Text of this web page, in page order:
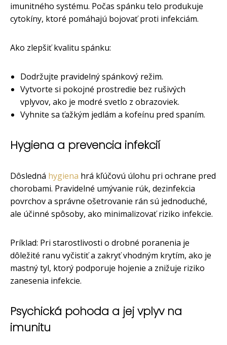
imunitného systému. Počas spánku telo produkuje
cytokíny, ktoré pomáhajú bojovať proti infekciám.
Ako zlepšiť kvalitu spánku:
Dodržujte pravidelný spánkový režim.
Vytvorte si pokojné prostredie bez rušivých
vplyvov, ako je modré svetlo z obrazoviek.
Vyhnite sa ťažkým jedlám a kofeínu pred spaním.
Hygiena a prevencia infekcií
Dôsledná hygiena hrá kľúčovú úlohu pri ochrane pred
chorobami. Pravidelné umývanie rúk, dezinfekcia
povrchov a správne ošetrovanie rán sú jednoduché,
ale účinné spôsoby, ako minimalizovať riziko infekcie.
Príklad: Pri starostlivosti o drobné poranenia je
dôležité ranu vyčistiť a zakryť vhodným krytím, ako je
mastný tyl, ktorý podporuje hojenie a znižuje riziko
zanesenia infekcie.
Psychická pohoda a jej vplyv na
imunitu